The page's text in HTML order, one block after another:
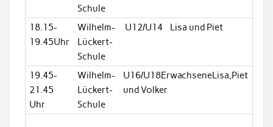
Schule
18.15-
19.45Uhr
Wilhelm-
Lückert-
Schule
U12/U14 Lisa und Piet
19.45-
21.45
Uhr
Wilhelm-
Lückert-
Schule
U16/U18ErwachseneLisa,Piet
und Volker